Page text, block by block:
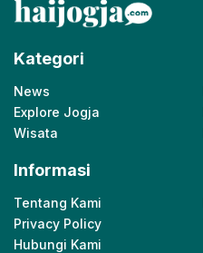
Kategori
News
Explore Jogja
Wisata
Informasi
Tentang Kami
Privacy Policy
Hubungi Kami